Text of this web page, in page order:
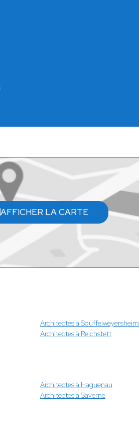
AFFICHER LA CARTE
Architectes à Souffelweyersheim
Architectes à Reichstett
Architectes à Haguenau
Architectes à Saverne